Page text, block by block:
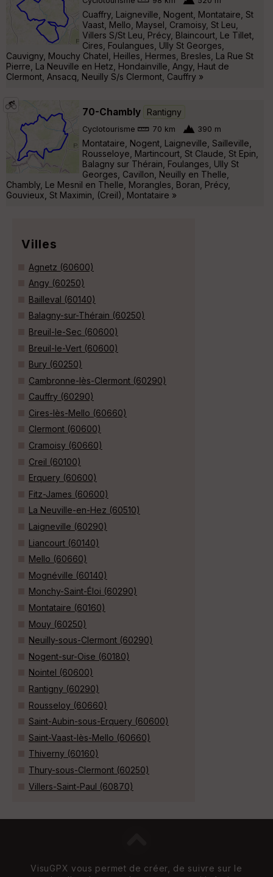
Cuaffry, Laigneville, Nogent, Montataire, St
Vaast, Mello, Maysel, Cramoisy, St Leu,
Villers S/St Leu, Précy, Blaincourt, Le Tillet,
Cires, Foulangues, Ully St Georges,
Cauvigny, Mouchy Chatel, Heilles, Hermes, Bresles, La Rue St
Pierre, La Neuville en Hetz, Hondainville, Angy, Haut de
Clermont, Ansacq, Neuilly S/s Clermont, Cauffry »
70-Chambly Rantigny
Cyclotourisme 70 km 390 m
Montataire, Nogent, Laigneville, Sailleville,
Rousseloye, Martincourt, St Claude, St Epin,
Balagny sur Thérain, Foulanges, Ully St
Georges, Cavillon, Neuilly en Thelle,
Chambly, Le Mesnil en Thelle, Morangles, Boran, Précy,
Gouvieux, St Maximin, (Creil), Montataire »
Villes
Agnetz (60600)
Angy (60250)
Bailleval (60140)
Balagny-sur-Thérain (60250)
Breuil-le-Sec (60600)
Breuil-le-Vert (60600)
Bury (60250)
Cambronne-lès-Clermont (60290)
Cauffry (60290)
Cires-lès-Mello (60660)
Clermont (60600)
Cramoisy (60660)
Creil (60100)
Erquery (60600)
Fitz-James (60600)
La Neuville-en-Hez (60510)
Laigneville (60290)
Liancourt (60140)
Mello (60660)
Mognéville (60140)
Monchy-Saint-Éloi (60290)
Montataire (60160)
Mouy (60250)
Neuilly-sous-Clermont (60290)
Nogent-sur-Oise (60180)
Nointel (60600)
Rantigny (60290)
Rousseloy (60660)
Saint-Aubin-sous-Erquery (60600)
Saint-Vaast-lès-Mello (60660)
Thiverny (60160)
Thury-sous-Clermont (60250)
Villers-Saint-Paul (60870)
VisuGPX vous permet de créer, de suivre sur le